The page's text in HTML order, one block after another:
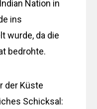
Nation in
ins
wurde, da die
bedrohte.
der Küste
Schicksal: